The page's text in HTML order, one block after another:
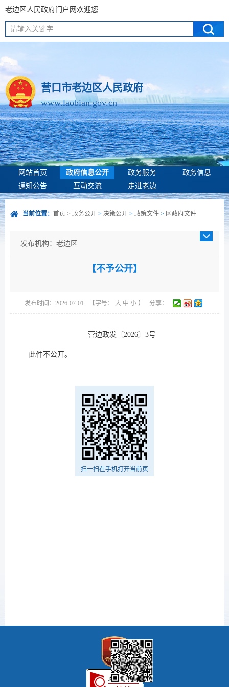
老边区人民政府门户网欢迎您
请输入关键字
营口市老边区人民政府
www.laobian.gov.cn
网站首页 政府信息公开 政务服务
政务信息
通知公告
互动交流 走进老边
当前位置： 首页 > 政务公开 > 决策公开 > 政策文件 > 区政府文件
发布机构：老边区
【不予公开】
发布时间：2026-07-01 【字号： 大 中 小】 分享：
营边政发〔2026〕3号
此件不公开。
扫一扫在手机打开当前页